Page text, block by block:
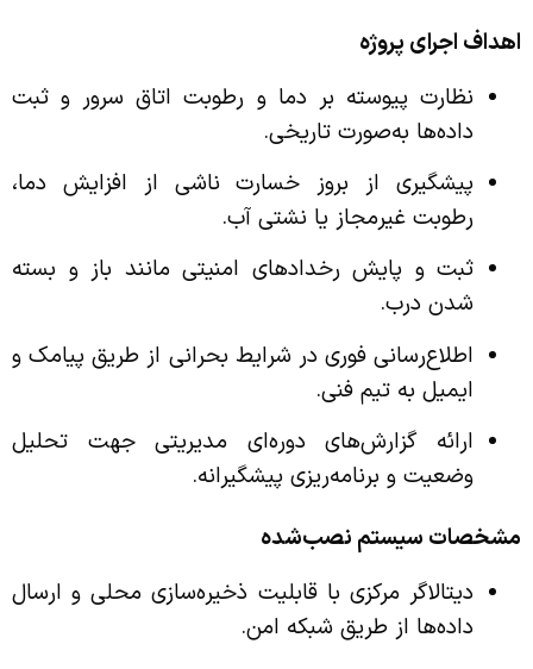
اهداف اجرای پروژه
نظارت پیوسته بر دما و رطوبت اتاق سرور و ثبت
داده‌ها به‌صورت تاریخی.
پیشگیری از بروز خسارت ناشی از افزایش دما،
رطوبت غیرمجاز یا نشتی آب.
ثبت و پایش رخدادهای امنیتی مانند باز و بسته
شدن درب.
اطلاع‌رسانی فوری در شرایط بحرانی از طریق پیامک و
ایمیل به تیم فنی.
ارائه گزارش‌های دوره‌ای مدیریتی جهت تحلیل
وضعیت و برنامه‌ریزی پیشگیرانه.
مشخصات سیستم نصب‌شده
دیتالاگر مرکزی با قابلیت ذخیره‌سازی محلی و ارسال
داده‌ها از طریق شبکه امن.